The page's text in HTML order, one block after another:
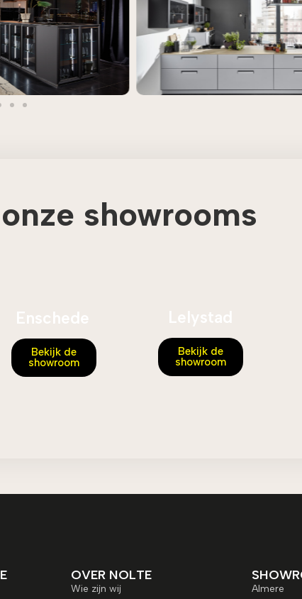
showrooms
Enschede
Bekijk de
showroom
Lelystad
Bekijk de
showroom
OVER NOLTE
Wie zijn wij Almere